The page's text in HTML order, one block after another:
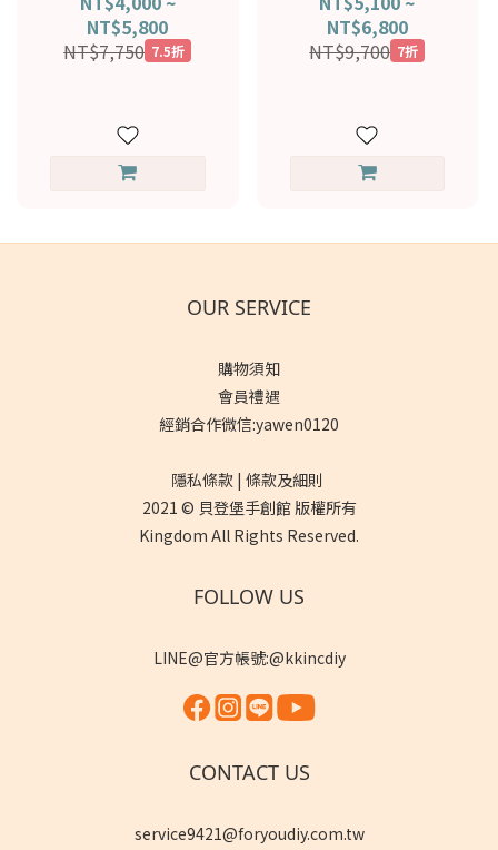
NT$5,800
NT$7,750 7.5折
NT$6,800
NT$9,700 7折
OUR SERVICE
購物須知
會員禮遇
經銷合作微信:yawen0120
隱私條款 | 條款及細則
2021 © 貝登堡手創館 版權所有
Kingdom All Rights Reserved.
FOLLOW US
LINE@官方帳號:@kkincdiy
CONTACT US
service9421@foryoudiy.com.tw